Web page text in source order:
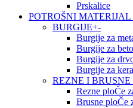
Prskalice
POTROŠNI
BURGIJE+-
Burgije za
Burgije za
Burgije za
Burgije za
REZNE I BRUSNE
Rezne ploČe
Brusne ploČe